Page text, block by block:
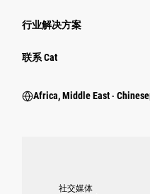
行业解决方案
行业
联系 Cat
Africa, Middle East ‧ Chinese
社交媒体